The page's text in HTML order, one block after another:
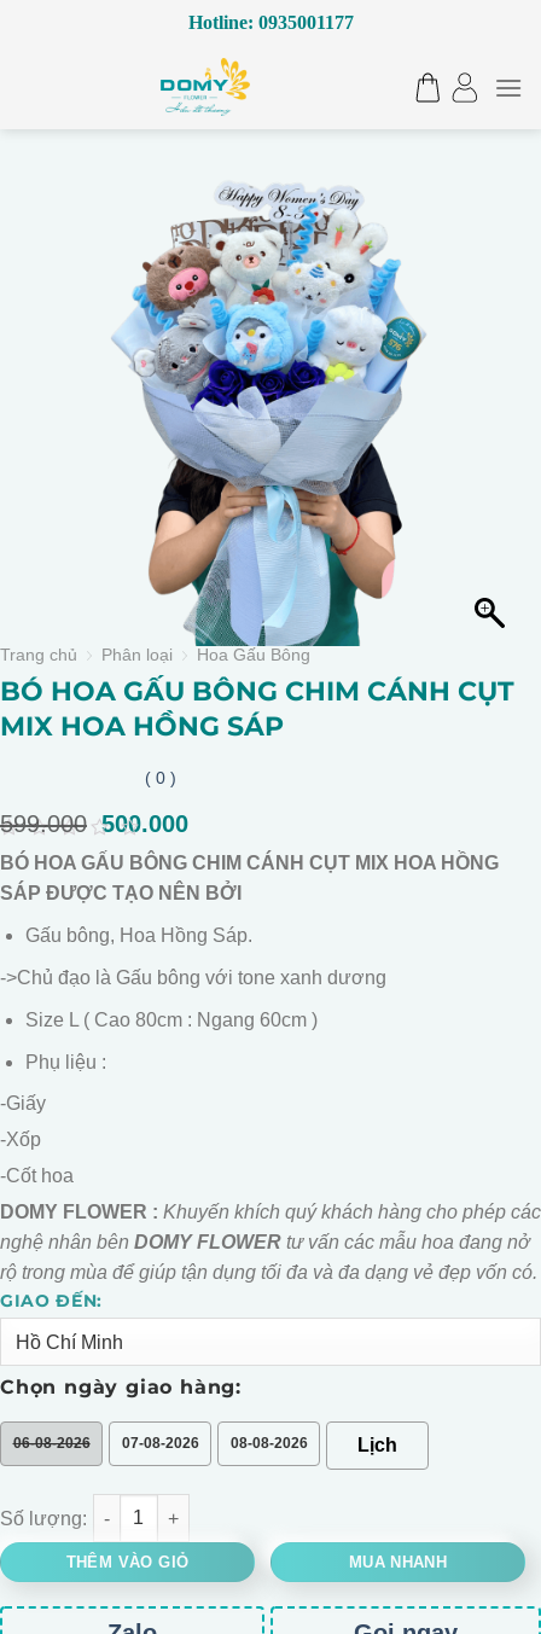
Hotline: 0935001177
Trang chủ Phân loại Hoa Gấu Bông
BÓ HOA GẤU BÔNG CHIM CÁNH CỤT
MIX HOA HỒNG SÁP
0
out
of
( 0 )
599.000 Giá
gốc
là:
599.000.
500.000
tại
là:
500.000.
BÓ HOA GẤU BÔNG CHIM CÁNH CỤT MIX HOA HỒNG
SÁP ĐƯỢC TẠO NÊN BỞI
Gấu bông, Hoa Hồng Sáp.
->Chủ đạo là Gấu bông với tone xanh dương
Size L ( Cao 80cm : Ngang 60cm )
Phụ liệu :
-Giấy
-Xốp
-Cốt hoa
DOMY FLOWER : Khuyến khích quý khách hàng cho phép các
nghệ nhân bên DOMY FLOWER tư vấn các mẫu hoa đang nở
rộ trong mùa để giúp tận dụng tối đa và đa dạng vẻ đẹp vốn có.
GIAO ĐẾN:
Chọn ngày giao hàng:
06-08-2026 07-08-2026 08-08-2026
BÓ HOA GẤU BÔNG CHIM CÁNH CỤT MIX HOA HỒNG SÁP số
THÊM VÀO GIỎ MUA NHANH
Alternative: